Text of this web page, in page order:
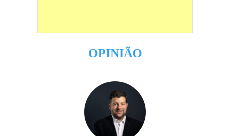
OPINIÃO